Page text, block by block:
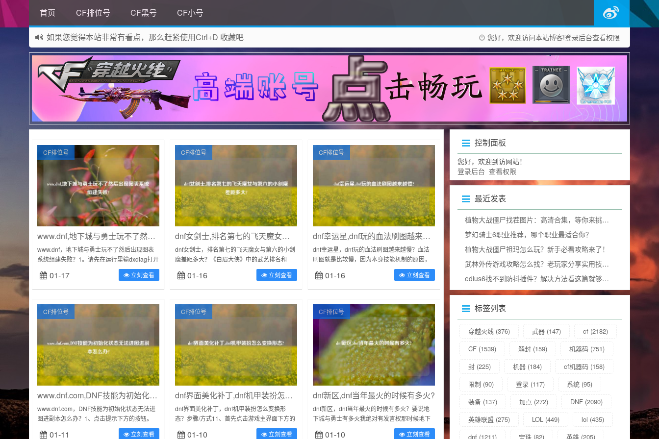
首页 CF排位号 CF黑号 CF小号
您好，欢迎访问本站博客!登录后台查看权限
如果您觉得本站非常有看点，那么赶紧使用Ctrl+D 收藏吧
网站所有资源均来自网络，如有侵权请联系站长删除！
CF排位号
www.dnf,地下城与勇士玩不了然后出现图表系统组建失败?
www.dnf，地下城与勇士玩不了然后出现图表
系统组建失败？1。请先在运行里输dxdiag打开
诊断工具~选着“显示”把directx功能全部启用！
如果还是禁...
01-17 立刻查看
CF排位号
dnf女剑士,排名第七的飞天魔女与第六的小剑魔差距多大?
dnf女剑士，排名第七的飞天魔女与第六的小剑
魔差距多大？《白眉大侠》中的武艺排名和
《隋唐演义》很像，有的差一名实力天地之
差，比如于和与普度，李元霸与宇文成都；有...
01-16 立刻查看
CF排位号
dnf幸运星,dnf玩的血法刷图越来越慢?
dnf幸运星，dnf玩的血法刷图越来越慢？血法
刷图就是比较慢，因为本身技能机制的原因，
他的技能释放需要一定的顺序和技巧，需要放
大技能的时候注意右面的血条，再大技...
01-16 立刻查看
CF排位号
www.dnf.com,DNF技能为初始化状态无法进图进副本怎么办?
www.dnf.com，DNF技能为初始化状态无法进
图进副本怎么办？1、点击提示下方的按钮。
2、消耗目前的sp点。3、试着将一些技能升
01-11 立刻查看
CF排位号
dnf界面美化补丁,dnf机甲装扮怎么变换形态?
dnf界面美化补丁，dnf机甲装扮怎么变换形
态？步骤/方式11、首先点击游戏主界面下方的
“菜单”，如下图所示。步骤/方式22、之后在系
01-10 立刻查看
CF排位号
dnf新区,dnf当年最火的时候有多火?
dnf新区，dnf当年最火的时候有多火？要说地
下城与勇士有多火我绝对有发言权那时候地下
城刚出来的时候我登录QQ然后就开始玩，那时
01-10 立刻查看
控制面板
您好，欢迎到访网站！
登录后台 查看权限
最近发表
植物大战僵尸找茬图片：高清合集，等你来挑战眼力极限！
梦幻骑士6职业推荐，哪个职业最适合你？
植物大战僵尸祖玛怎么玩？新手必看攻略来了！
武林外传游戏攻略怎么找？老玩家分享实用技巧！
edius6找不到防抖插件？解决方法看这篇就够了！
标签列表
穿越火线 (376) 武器 (147) cf (2182)
CF (1539) 解封 (159) 机器码 (751)
封 (225) 机器 (184) cf机器码 (158)
限制 (90) 登录 (117) 系统 (95)
装备 (137) 加点 (272) DNF (2090)
英雄联盟 (275) LOL (449) lol (435)
dnf (1211) 宝珠 (82) 英雄 (205)